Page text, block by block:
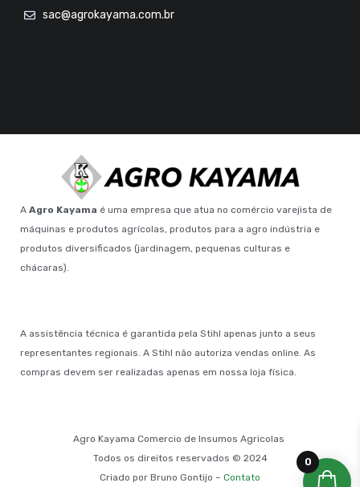
sac@agrokayama.com.br
A Agro Kayama é uma empresa que atua no comércio varejista de
máquinas e produtos agrícolas, produtos para a agro indústria e
produtos diversificados (jardinagem, pequenas culturas e
chácaras).
A assistência técnica é garantida pela Stihl apenas junto a seus
representantes regionais. A Stihl não autoriza vendas online. As
compras devem ser realizadas apenas em nossa loja física.
Agro Kayama Comercio de Insumos Agricolas
Todos os direitos reservados © 2024
Criado por Bruno Gontijo – Contato
0